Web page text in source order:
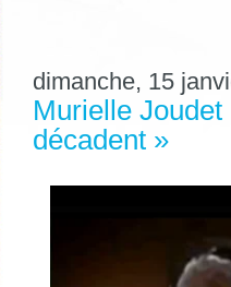
dimanche, 15
Murielle
décadent »